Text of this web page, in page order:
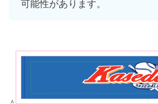
可能性があります。